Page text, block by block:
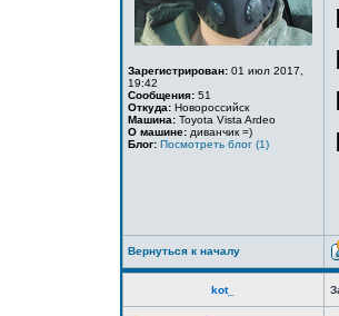
Зарегистрирован: 01 июл 2017,
19:42
Сообщения: 51
Откуда: Новороссийск
Машина: Toyota Vista Ardeo
О машине: диванчик =)
Блог: Посмотреть блог (1)
Вернуться к началу
kot_